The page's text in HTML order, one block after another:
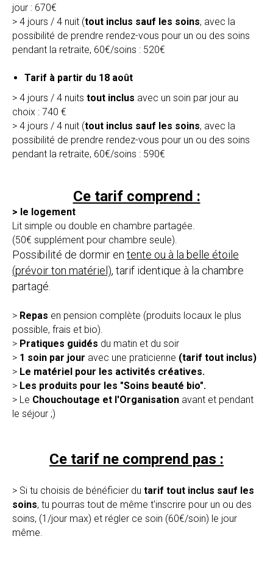
jour : 670€
> 4 jours / 4 nuit (tout inclus sauf les soins, avec la
possibilité de prendre rendez-vous pour un ou des soins
pendant la retraite, 60€/soins : 520€
Tarif à partir du 18 août
> 4 jours / 4 nuits tout inclus avec un soin par jour au
choix : 740 €
> 4 jours / 4 nuit (tout inclus sauf les soins, avec la
possibilité de prendre rendez-vous pour un ou des soins
pendant la retraite, 60€/soins : 590€
Ce tarif comprend :
> le logement
Lit simple ou double en chambre partagée.
(50€ supplément pour chambre seule).
Possibilité de dormir en tente ou à la belle étoile
(prévoir ton matériel), tarif identique à la chambre
partagé.
> Repas en pension complète (produits locaux le plus
possible, frais et bio).
> Pratiques guidés du matin et du soir
> 1 soin par jour avec une praticienne (tarif tout inclus)
> Le matériel pour les activités créatives.
> Les produits pour les "Soins beauté bio".
> Le Chouchoutage et l'Organisation avant et pendant
le séjour ;)
Ce tarif ne comprend pas :
> Si tu choisis de bénéficier du tarif tout inclus sauf les
soins, tu pourras tout de même t'inscrire pour un ou des
soins, (1/jour max) et régler ce soin (60€/soin) le jour
même.